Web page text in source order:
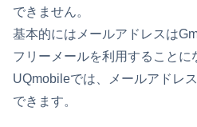
できません。
基本的にはメールアドレスは
フリーメールを利用することに
UQmobileでは、メールアドレ
できます。